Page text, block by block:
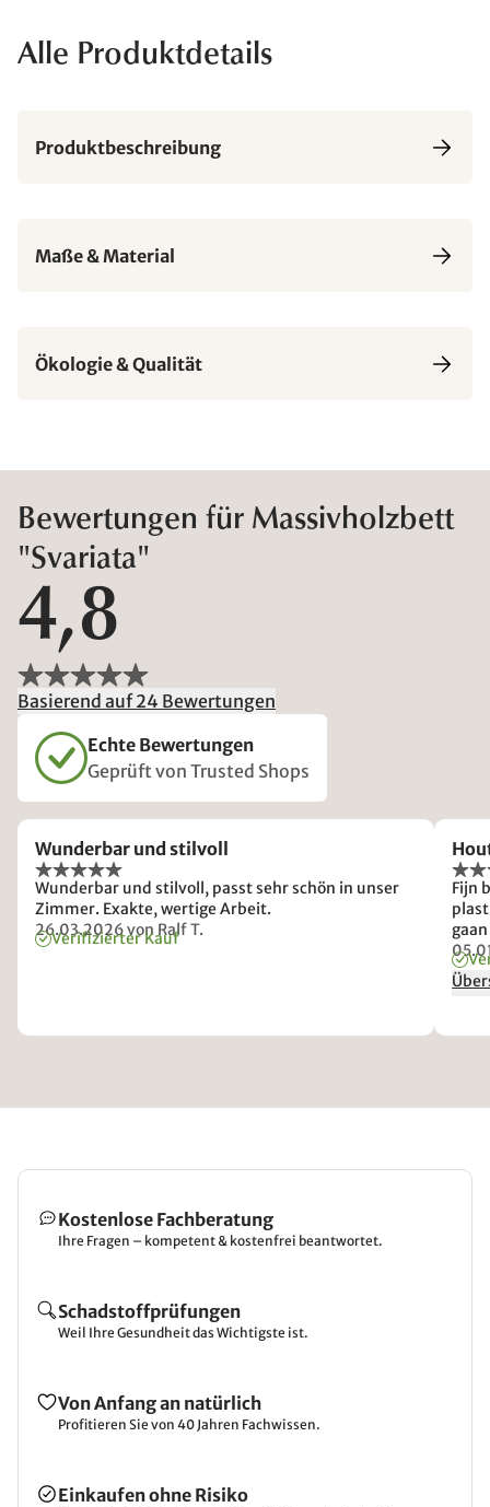
Alle Produktdetails
Produktbeschreibung
Maße & Material
Ökologie & Qualität
Bewertungen für Massivholzbett
"Svariata"
4,8
Basierend auf 24 Bewertungen
Echte Bewertungen
Geprüft von Trusted Shops
Wunderbar und stilvoll
Wunderbar und stilvoll, passt sehr schön in unser
Zimmer. Exakte, wertige Arbeit.
26.03.2026von Ralf T.
Verifizierter Kauf
Fijn bed, maar:
Kostenlose Fachberatung
Ihre Fragen – kompetent & kostenfrei beantwortet.
Schadstoffprüfungen
Weil Ihre Gesundheit das Wichtigste ist.
Von Anfang an natürlich
Profitieren Sie von 40 Jahren Fachwissen.
Einkaufen ohne Risiko